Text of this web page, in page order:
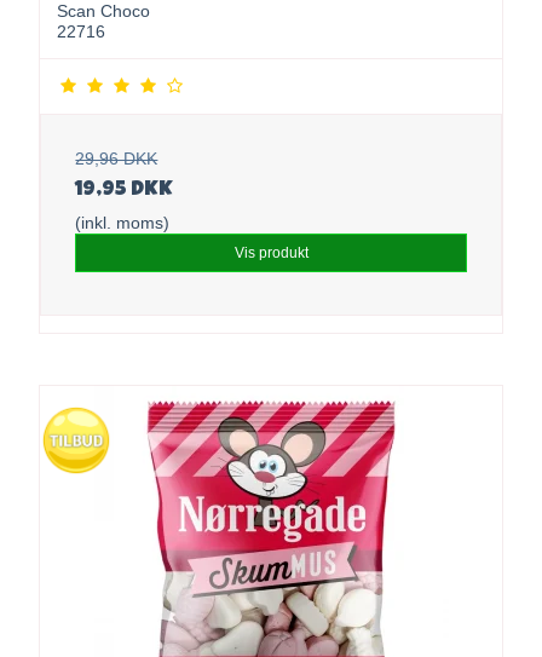
Scan Choco
22716
29,96 DKK
19,95 DKK
(inkl. moms)
Vis produkt